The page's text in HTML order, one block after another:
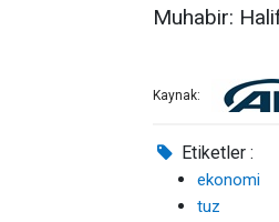
Muhabir:
Kaynak:
Etiketler :
ekonomi
tuz